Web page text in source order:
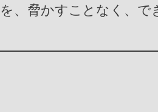
、脅かすことなく、で